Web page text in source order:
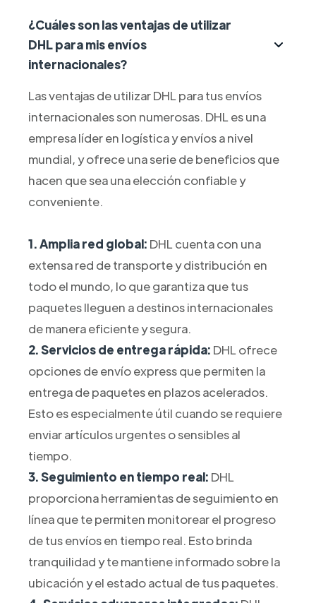
¿Cuáles son las ventajas de utilizar
DHL para mis envíos
internacionales?
Las ventajas de utilizar DHL para tus envíos
internacionales son numerosas. DHL es una
empresa líder en logística y envíos a nivel
mundial, y ofrece una serie de beneficios que
hacen que sea una elección confiable y
conveniente.
1. Amplia red global: DHL cuenta con una
extensa red de transporte y distribución en
todo el mundo, lo que garantiza que tus
paquetes lleguen a destinos internacionales
de manera eficiente y segura.
2. Servicios de entrega rápida: DHL ofrece
opciones de envío express que permiten la
entrega de paquetes en plazos acelerados.
Esto es especialmente útil cuando se requiere
enviar artículos urgentes o sensibles al
tiempo.
3. Seguimiento en tiempo real: DHL
proporciona herramientas de seguimiento en
línea que te permiten monitorear el progreso
de tus envíos en tiempo real. Esto brinda
tranquilidad y te mantiene informado sobre la
ubicación y el estado actual de tus paquetes.